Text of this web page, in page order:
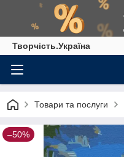
Творчість.Україна
Товари та послуги
–50%